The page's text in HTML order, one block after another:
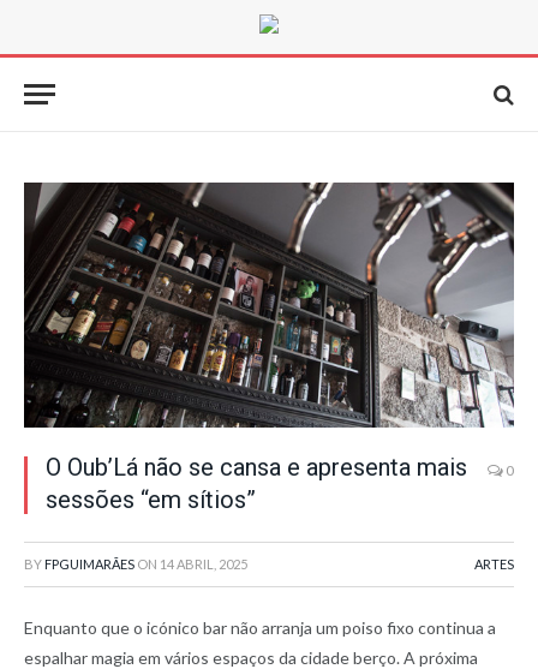
O Oub’Lá não se cansa e apresenta mais
sessões “em sítios”
0
BY FPGUIMARÃES ON 14 ABRIL, 2025 ARTES
Enquanto que o icónico bar não arranja um poiso fixo continua a
espalhar magia em vários espaços da cidade berço. A próxima